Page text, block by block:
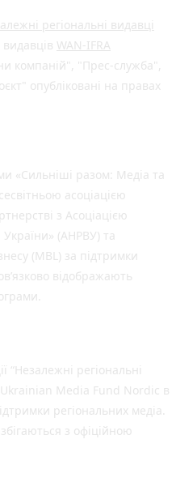
регіональні видавці
видавців WAN-IFRA
компаній", "Прес-служба",
опубліковані на правах
«Сильніші разом: Медіа та
асоціацією
з Асоціацією
України» (АНРВУ) та
(MBL) за підтримки
відображають
“Незалежні регіональні
Ukrainian Media Fund Nordic в
регіональних медіа.
з офіційною